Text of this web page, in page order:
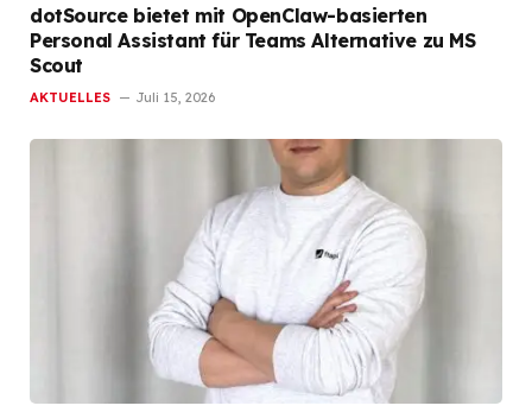
dotSource bietet mit OpenClaw-basierten
Personal Assistant für Teams Alternative zu MS
Scout
AKTUELLES Juli 15, 2026